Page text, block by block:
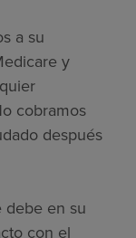
a su
y
cobramos
después
debe en su
con el